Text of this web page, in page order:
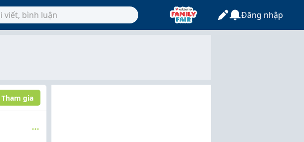
Đăng nhập
Tham gia